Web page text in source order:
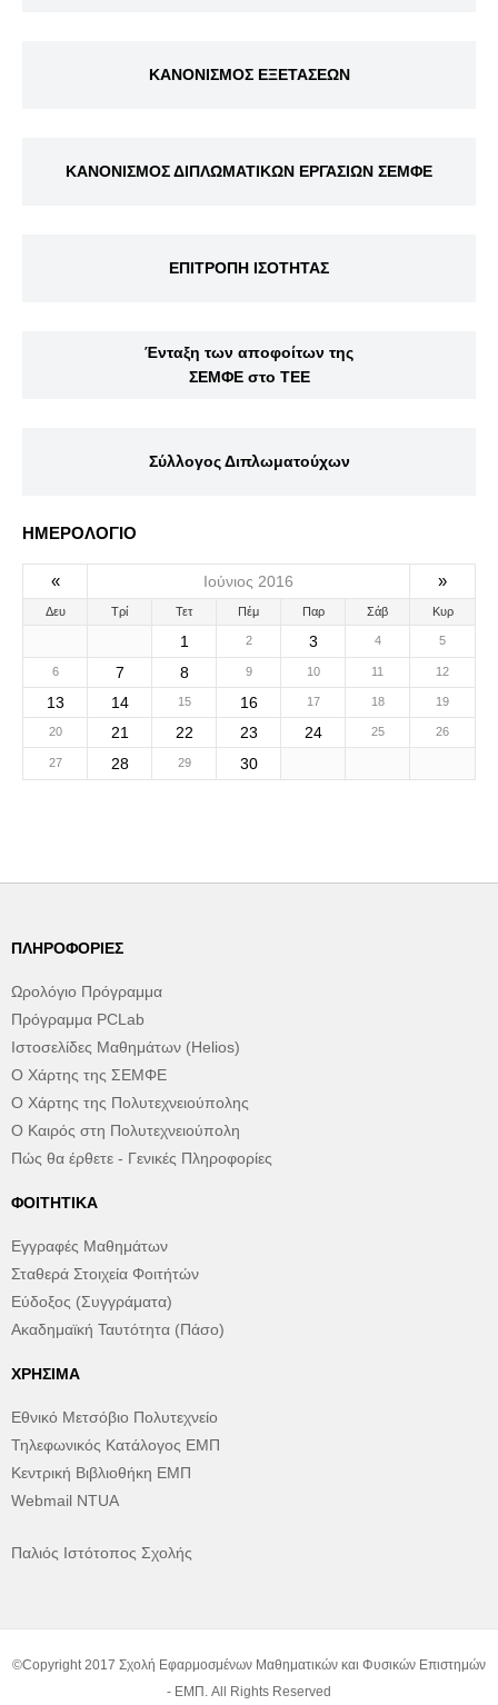
ΚΑΝΟΝΙΣΜΟΣ ΕΞΕΤΑΣΕΩΝ
ΚΑΝΟΝΙΣΜΟΣ ΔΙΠΛΩΜΑΤΙΚΩΝ ΕΡΓΑΣΙΩΝ ΣΕΜΦΕ
ΕΠΙΤΡΟΠΗ ΙΣΟΤΗΤΑΣ
Ένταξη των αποφοίτων της
ΣΕΜΦΕ στο ΤΕΕ
Σύλλογος Διπλωματούχων
ΗΜΕΡΟΛΟΓΙΟ
« Ιούνιος 2016 »
Δευ Τρί Τετ Πέμ Παρ Σάβ Κυρ
1 2 3 4 5
6 7 8 9 10 11 12
13 14 15 16 17 18 19
20 21 22 23 24 25 26
27 28 29 30
ΠΛΗΡΟΦΟΡΊΕΣ
Ωρολόγιο Πρόγραμμα
Πρόγραμμα PCLab
Ιστοσελίδες Μαθημάτων (Helios)
Ο Χάρτης της ΣΕΜΦΕ
Ο Χάρτης της Πολυτεχνειούπολης
Ο Καιρός στη Πολυτεχνειούπολη
Πώς θα έρθετε - Γενικές Πληροφορίες
ΦΟΙΤΗΤΙΚΆ
Εγγραφές Μαθημάτων
Σταθερά Στοιχεία Φοιτήτών
Εύδοξος (Συγγράματα)
Ακαδημαϊκή Ταυτότητα (Πάσο)
ΧΡΉΣΙΜΑ
Εθνικό Μετσόβιο Πολυτεχνείο
Τηλεφωνικός Κατάλογος ΕΜΠ
Κεντρική Βιβλιοθήκη ΕΜΠ
Webmail NTUA
Παλιός Ιστότοπος Σχολής
©Copyright 2017 Σχολή Εφαρμοσμένων Μαθηματικών και Φυσικών Επιστημών
- ΕΜΠ. All Rights Reserved